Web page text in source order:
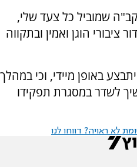
שמוביל כל צעד שלי,
הוגן ואמין ובתקווה
באופן מיידי, וכי במהלך
לשדר במסגרת תפקידו
לא ראויה? דווחו לנו